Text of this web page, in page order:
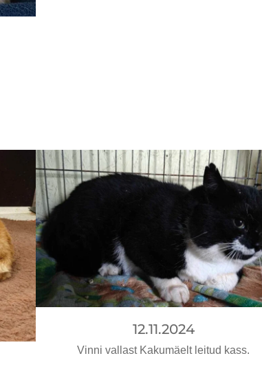
12.11.2024
Vinni vallast Kakumäelt leitud kass.